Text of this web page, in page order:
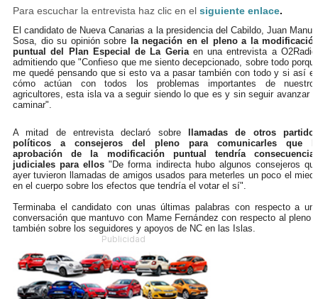
Para escuchar la entrevista haz clic en el siguiente enlace.
El candidato de Nueva Canarias a la presidencia del Cabildo, Juan
Sosa, dio su opinión sobre
la negación en el pleno a la
puntual del Plan Especial de La Geriaen una entrevista a
admitiendo que "Confieso que me siento decepcionado, sobre todo
me quedé pensando que si esto va a pasar también con todo y si así
cómo actúan con todos los problemas importantes de
agricultores, esta isla va a seguir siendo lo que es y sin seguir avanzar
caminar".
A mitad de entrevista declaró sobre
llamadas de otros
políticos a consejeros del pleno para comunicarles que
aprobación de la modificación puntual tendría
judiciales para ellos "De forma indirecta hubo algunos consejeros
ayer tuvieron llamadas de amigos usados para meterles un poco el
en el cuerpo sobre los efectos que tendría el votar el sí".
Terminaba el candidato con unas últimas palabras con respecto a
conversación que mantuvo con Mame Fernández con respecto al pleno
también sobre los seguidores y apoyos de NC en las Islas.
Publicidad